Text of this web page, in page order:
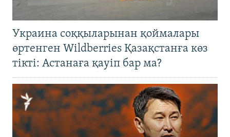
Украина соққыларынан қоймалары
өртенген Wildberries Қазақстанға көз
тікті: Астанаға қауіп бар ма?